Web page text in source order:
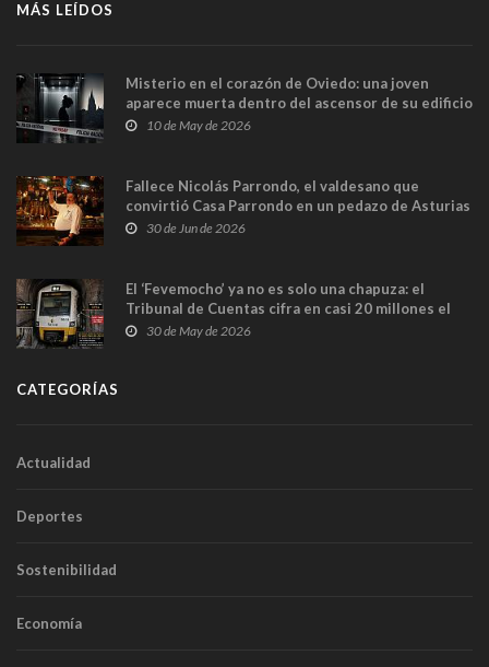
MÁS LEÍDOS
Misterio en el corazón de Oviedo: una joven
aparece muerta dentro del ascensor de su edificio
y las cámaras captan sus últimos minutos
10 de May de 2026
Fallece Nicolás Parrondo, el valdesano que
convirtió Casa Parrondo en un pedazo de Asturias
en Madrid
30 de Jun de 2026
El ‘Fevemocho’ ya no es solo una chapuza: el
Tribunal de Cuentas cifra en casi 20 millones el
sobrecoste de los trenes que no cabían por los
30 de May de 2026
CATEGORÍAS
Actualidad
Deportes
Sostenibilidad
Economía